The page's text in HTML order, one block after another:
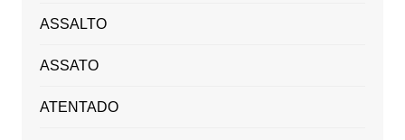
ASSALTO
ASSATO
ATENTADO